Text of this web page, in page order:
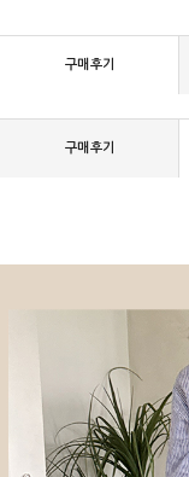
구매후기
구매후기